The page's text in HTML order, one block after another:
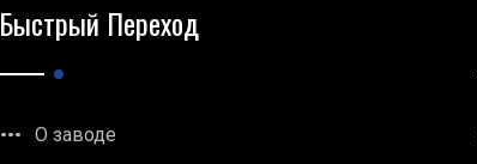
Быстрый Переход
О заводе